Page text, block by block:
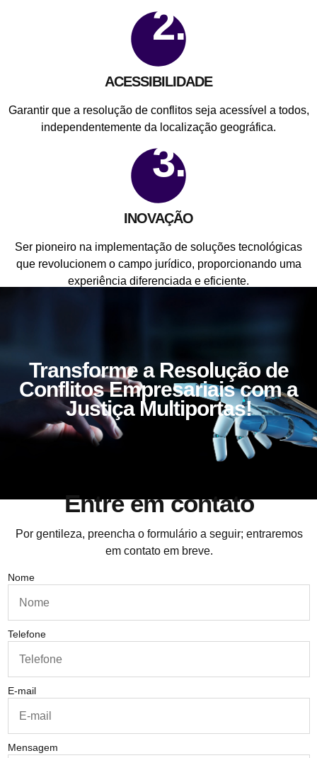
2.
ACESSIBILIDADE
Garantir que a resolução de conflitos seja acessível a todos,
independentemente da localização geográfica.
3.
INOVAÇÃO
Ser pioneiro na implementação de soluções tecnológicas
que revolucionem o campo jurídico, proporcionando uma
experiência diferenciada e eficiente.
Transforme a Resolução de
Conflitos Empresariais com a
Justiça Multiportas!
Entre em contato
Por gentileza, preencha o formulário a seguir; entraremos
em contato em breve.
Nome
Telefone
E-mail
Mensagem